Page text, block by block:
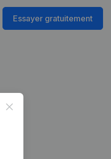
Essayer gratuitement
Close